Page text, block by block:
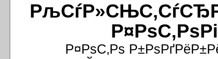
Р¤РѕС‚Рѕ